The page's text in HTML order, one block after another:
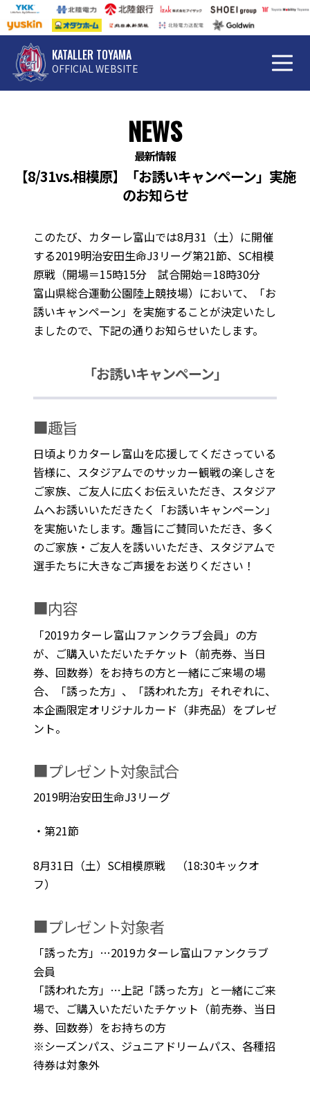
KATALLER TOYAMA
OFFICIAL WEBSITE
NEWS
最新情報
【8/31vs.相模原】「お誘いキャンペーン」実施
のお知らせ
このたび、カターレ富山では8月31（土）に開催
する2019明治安田生命J3リーグ第21節、SC相模
原戦（開場＝15時15分 試合開始＝18時30分
富山県総合運動公園陸上競技場）において、「お
誘いキャンペーン」を実施することが決定いたし
ましたので、下記の通りお知らせいたします。
「お誘いキャンペーン」
■趣旨
日頃よりカターレ富山を応援してくださっている
皆様に、スタジアムでのサッカー観戦の楽しさを
ご家族、ご友人に広くお伝えいただき、スタジア
ムへお誘いいただきたく「お誘いキャンペーン」
を実施いたします。趣旨にご賛同いただき、多く
のご家族・ご友人を誘いいただき、スタジアムで
選手たちに大きなご声援をお送りください！
■内容
「2019カターレ富山ファンクラブ会員」の方
が、ご購入いただいたチケット（前売券、当日
券、回数券）をお持ちの方と一緒にご来場の場
合、「誘った方」、「誘われた方」それぞれに、
本企画限定オリジナルカード（非売品）をプレゼ
ント。
■プレゼント対象試合
2019明治安田生命J3リーグ
・第21節
8月31日（土）SC相模原戦 （18:30キックオ
フ）
■プレゼント対象者
「誘った方」…2019カターレ富山ファンクラブ
会員
「誘われた方」…上記「誘った方」と一緒にご来
場で、ご購入いただいたチケット（前売券、当日
券、回数券）をお持ちの方
※シーズンパス、ジュニアドリームパス、各種招
待券は対象外